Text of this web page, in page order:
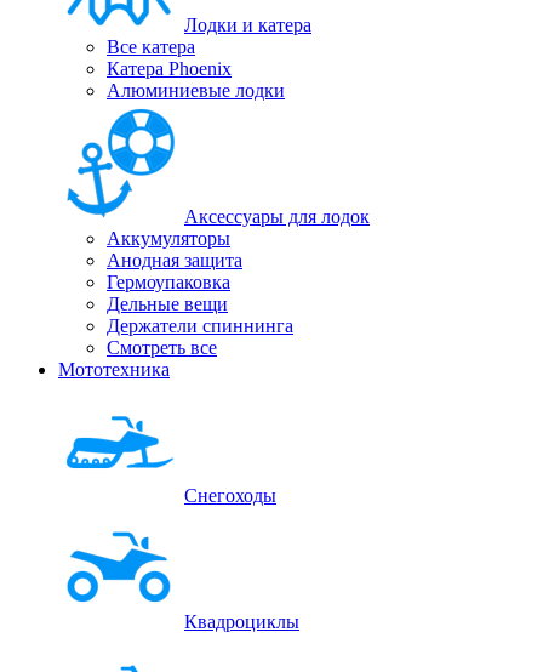
Лодки и катера
Все катера
Катера Phoenix
Алюминиевые лодки
Аксессуары для лодок
Аккумуляторы
Анодная защита
Гермоупаковка
Дельные вещи
Держатели спиннинга
Смотреть все
Мототехника
Снегоходы
Квадроциклы